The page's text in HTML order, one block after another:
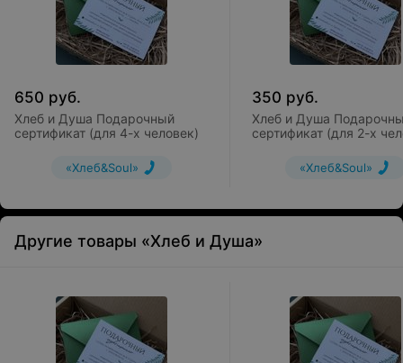
650 руб.
Хлеб и Душа Подарочный
сертификат (для 4-х человек)
«Хлеб&Soul»
350 руб.
Хлеб и Душа
сертификат (для 2-х
«Хлеб&Soul»
Другие товары «Хлеб и Душа»